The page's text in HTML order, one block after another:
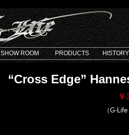
SHOW ROOM PRODUCTS HISTORY
“Cross Edge”
（G-